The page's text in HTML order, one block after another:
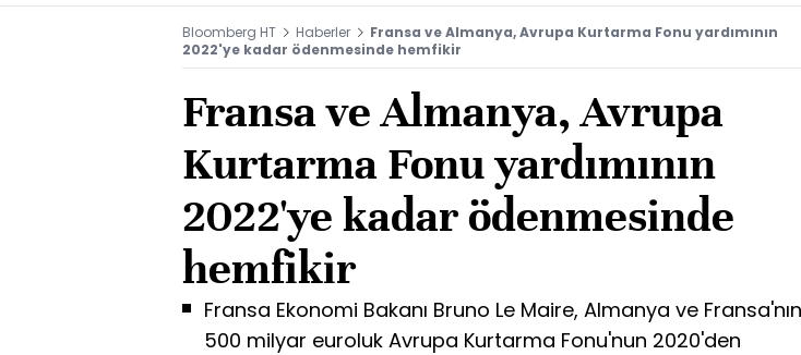
Bloomberg HT Haberler
Fransa ve Almanya, Avrupa Kurtarma Fonu yardımının
2022'ye kadar ödenmesinde hemfikir
Fransa ve Almanya, Avrupa
Kurtarma Fonu yardımının
2022'ye kadar ödenmesinde
hemfikir
Fransa Ekonomi Bakanı Bruno Le Maire, Almanya ve Fransa'nın
500 milyar euroluk Avrupa Kurtarma Fonu'nun 2020'den